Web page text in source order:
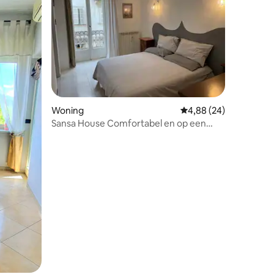
Woning Gemiddelde
4,88 (24)
Sansa House Comfortabel en op een